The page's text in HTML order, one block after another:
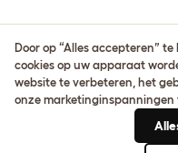
Door op “Alles accepteren”
cookies op uw apparaat
website te verbeteren, het
onze marketinginspanningen